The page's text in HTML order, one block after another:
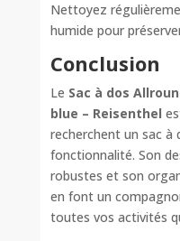
Nettoyez
humide pour
Conclusion
Le Sac à dos
blue – Reisenthel
recherchent un sac
fonctionnalité. Son
robustes et son
en font un
toutes vos activités